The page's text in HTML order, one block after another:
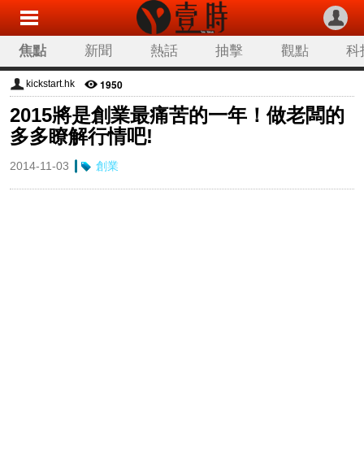
焦點 新聞 熱話 抽擊 觀點 科
kickstart.hk 1950
2015將是創業最痛苦的一年！做老闆的
多多瞭解行情吧!
2014-11-03 創業